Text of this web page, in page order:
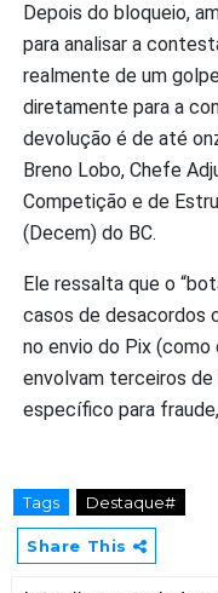
Depois do bloqueio,
para analisar a
realmente de um
diretamente para a
devolução é de até
Breno Lobo, Chefe
Competição e de
(Decem) do BC.
Ele ressalta que o
casos de desacordos
no envio do Pix
envolvam terceiros
específico para
Tags Destaque#
Share This